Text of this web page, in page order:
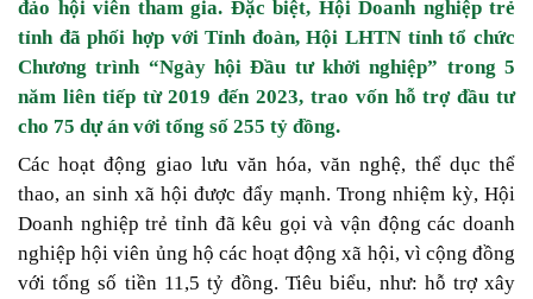
đảo hội viên tham gia. Đặc biệt, Hội Doanh nghiệp trẻ
tỉnh đã phối hợp với Tỉnh đoàn, Hội LHTN tỉnh tổ chức
Chương trình “Ngày hội Đầu tư khởi nghiệp” trong 5
năm liên tiếp từ 2019 đến 2023, trao vốn hỗ trợ đầu tư
cho 75 dự án với tổng số 255 tỷ đồng.
Các hoạt động giao lưu văn hóa, văn nghệ, thể dục thể
thao, an sinh xã hội được đẩy mạnh. Trong nhiệm kỳ, Hội
Doanh nghiệp trẻ tỉnh đã kêu gọi và vận động các doanh
nghiệp hội viên ủng hộ các hoạt động xã hội, vì cộng đồng
với tổng số tiền 11,5 tỷ đồng. Tiêu biểu, như: hỗ trợ xây